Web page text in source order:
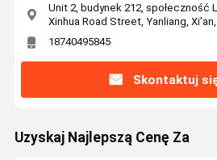
Unit 2, budynek 212, społeczność
Xinhua Road Street, Yanliang,
18740495845
Skontaktuj
Uzyskaj Najlepszą Cenę Za